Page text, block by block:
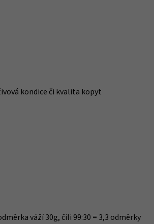
kondice či kvalita kopyt
váží 30g, čili 99:30 = 3,3 odměrky